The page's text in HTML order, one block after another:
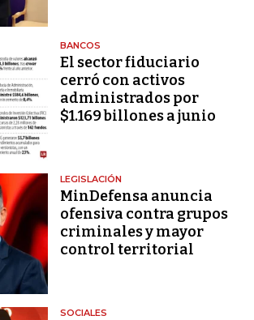
BANCOS
El sector fiduciario
cerró con activos
administrados por
$1.169 billones a junio
LEGISLACIÓN
MinDefensa anuncia
ofensiva contra grupos
criminales y mayor
control territorial
SOCIALES